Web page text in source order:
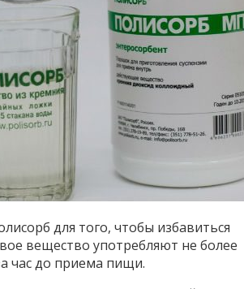
для того, чтобы избавиться
вещество употребляют не более
час до приема пищи.